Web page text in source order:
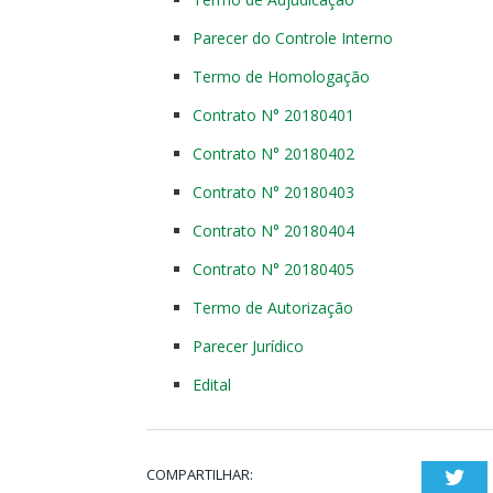
Parecer do Controle Interno
Termo de Homologação
Contrato N° 20180401
Contrato N° 20180402
Contrato N° 20180403
Contrato N° 20180404
Contrato N° 20180405
Termo de Autorização
Parecer Jurídico
Edital
COMPARTILHAR: